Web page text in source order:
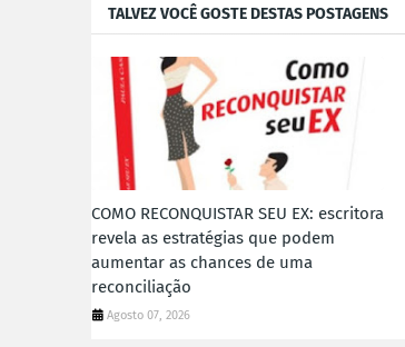
TALVEZ VOCÊ GOSTE DESTAS POSTAGENS
COMO RECONQUISTAR SEU EX: escritora
revela as estratégias que podem
aumentar as chances de uma
reconciliação
Agosto 07, 2026